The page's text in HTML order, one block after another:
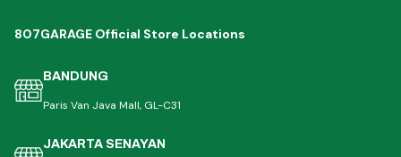
807GARAGE Official Store Locations
BANDUNG
Paris Van Java Mall, GL-C31
JAKARTA SENAYAN